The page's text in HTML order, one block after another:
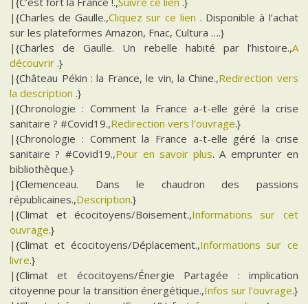
|{Charles de Gaulle.,Cliquez sur ce lien . Disponible à l’achat
sur les plateformes Amazon, Fnac, Cultura ….}
|{Charles de Gaulle. Un rebelle habité par l’histoire.,A
découvrir .}
|{Château Pékin : la France, le vin, la Chine.,Redirection vers
la description .}
|{Chronologie : Comment la France a-t-elle géré la crise
sanitaire ? #Covid19.,Redirection vers l’ouvrage.}
|{Chronologie : Comment la France a-t-elle géré la crise
sanitaire ? #Covid19.,Pour en savoir plus. A emprunter en
bibliothèque.}
|{Clemenceau. Dans le chaudron des passions
républicaines.,Description.}
|{Climat et écocitoyens/Boisement.,Informations sur cet
ouvrage.}
|{Climat et écocitoyens/Déplacement.,Informations sur ce
livre.}
|{Climat et écocitoyens/Énergie Partagée : implication
citoyenne pour la transition énergétique.,Infos sur l’ouvrage.}